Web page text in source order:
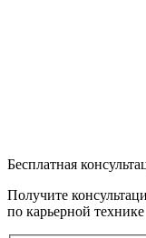
Бесплатная
Получите
по карьерной технике